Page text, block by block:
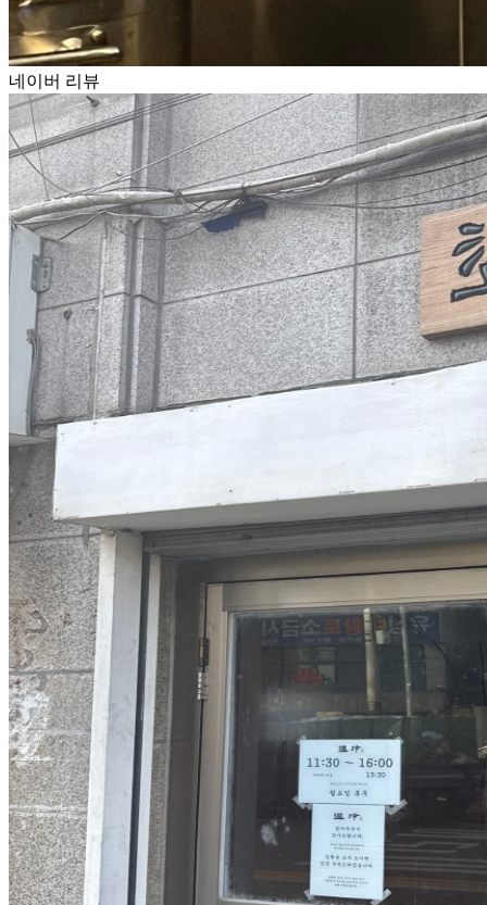
네이버 리뷰